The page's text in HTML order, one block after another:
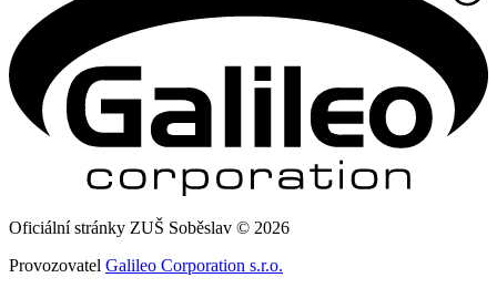
Oficiální stránky ZUŠ Soběslav © 2026
Provozovatel Galileo Corporation s.r.o.